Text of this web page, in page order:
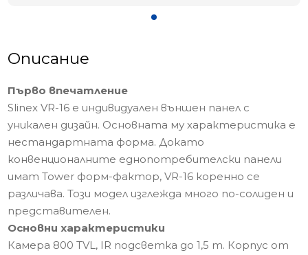
Описание
Първо впечатление
Slinex VR-16 е индивидуален външен панел с
уникален дизайн. Основната му характеристика е
нестандартната форма. Докато
конвенционалните еднопотребителски панели
имат Tower форм-фактор, VR-16 коренно се
различава. Този модел изглежда много по-солиден и
представителен.
Основни характеристики
Камера 800 TVL, IR подсветка до 1,5 m. Корпус от